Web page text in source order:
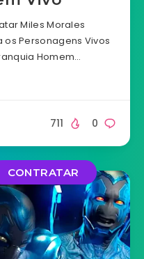
Miles Morales
Personagens Vivos
Homem…
0
711
CONTRATAR